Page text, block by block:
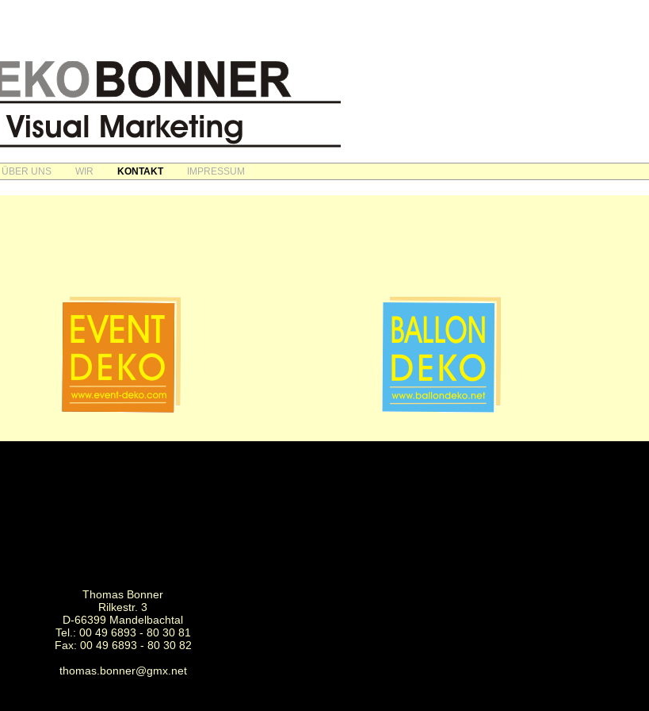
ÜBER UNS WIR KONTAKT IMPRESSUM
Thomas Bonner
Rilkestr. 3
D-66399 Mandelbachtal
Tel.: 00 49 6893 - 80 30 81
Fax: 00 49 6893 - 80 30 82
thomas.bonner@gmx.net